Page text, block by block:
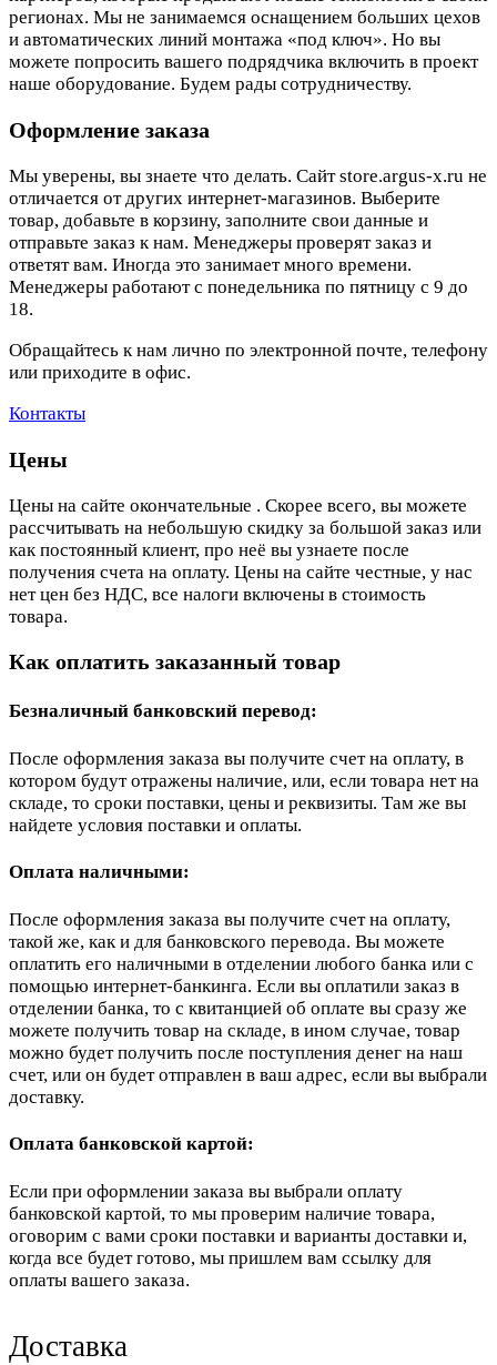
регионах. Мы не занимаемся оснащением больших цехов
и автоматических линий монтажа «под ключ». Но вы
можете попросить вашего подрядчика включить в проект
наше оборудование. Будем рады сотрудничеству.
Оформление заказа
Мы уверены, вы знаете что делать. Сайт store.argus-x.ru не
отличается от других интернет-магазинов. Выберите
товар, добавьте в корзину, заполните свои данные и
отправьте заказ к нам. Менеджеры проверят заказ и
ответят вам. Иногда это занимает много времени.
Менеджеры работают с понедельника по пятницу с 9 до
18.
Обращайтесь к нам лично по электронной почте, телефону
или приходите в офис.
Контакты
Цены
Цены на сайте окончательные . Скорее всего, вы можете
рассчитывать на небольшую скидку за большой заказ или
как постоянный клиент, про неё вы узнаете после
получения счета на оплату. Цены на сайте честные, у нас
нет цен без НДС, все налоги включены в стоимость
товара.
Как оплатить заказанный товар
Безналичный банковский перевод:
После оформления заказа вы получите счет на оплату, в
котором будут отражены наличие, или, если товара нет на
складе, то сроки поставки, цены и реквизиты. Там же вы
найдете условия поставки и оплаты.
Оплата наличными:
После оформления заказа вы получите счет на оплату,
такой же, как и для банковского перевода. Вы можете
оплатить его наличными в отделении любого банка или с
помощью интернет-банкинга. Если вы оплатили заказ в
отделении банка, то с квитанцией об оплате вы сразу же
можете получить товар на складе, в ином случае, товар
можно будет получить после поступления денег на наш
счет, или он будет отправлен в ваш адрес, если вы выбрали
доставку.
Оплата банковской картой:
Если при оформлении заказа вы выбрали оплату
банковской картой, то мы проверим наличие товара,
оговорим с вами сроки поставки и варианты доставки и,
когда все будет готово, мы пришлем вам ссылку для
оплаты вашего заказа.
Доставка